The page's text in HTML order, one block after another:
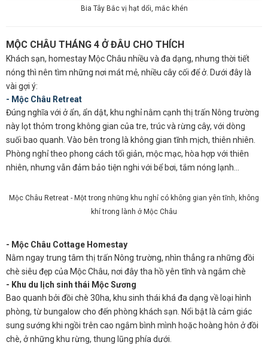
Bia Tây Bắc vị hạt dổi, mắc khén
MỘC CHÂU THÁNG 4 Ở ĐÂU CHO THÍCH
Khách sạn, homestay Mộc Châu nhiều và đa dạng, nhưng thời tiết
nóng thì nên tìm những nơi mát mẻ, nhiều cây cối để ở. Dưới đây là
vài gợi ý:
- Mộc Châu Retreat
Đúng nghĩa với ở ẩn, ẩn dật, khu nghỉ nằm cạnh thị trấn Nông trường
này lọt thỏm trong không gian của tre, trúc và rừng cây, với dòng
suối bao quanh. Vào bên trong là không gian tĩnh mịch, thiên nhiên.
Phòng nghỉ theo phong cách tối giản, mộc mạc, hòa hợp với thiên
nhiên, nhưng vẫn đảm bảo tiện nghi với bể bơi, tắm nóng lạnh…
Mộc Châu Retreat - Một trong những khu nghỉ có không gian yên tĩnh, không
khí trong lành ở Mộc Châu
- Mộc Châu Cottage Homestay
Nằm ngay trung tâm thị trấn Nông trường, nhìn thẳng ra những đồi
chè siêu đẹp của Mộc Châu, nơi đây tha hồ yên tĩnh và ngắm chè
- Khu du lịch sinh thái Mộc Sương
Bao quanh bởi đồi chè 30ha, khu sinh thái khá đa dạng về loại hình
phòng, từ bungalow cho đến phòng khách sạn. Nổi bật là cảm giác
sung sướng khi ngồi trên cao ngắm bình mình hoặc hoàng hôn ở đồi
chè, ở những khu rừng, thung lũng phía dưới.